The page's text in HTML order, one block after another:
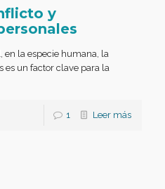
y
en la especie humana, la
es un factor clave para la
1 Leer más